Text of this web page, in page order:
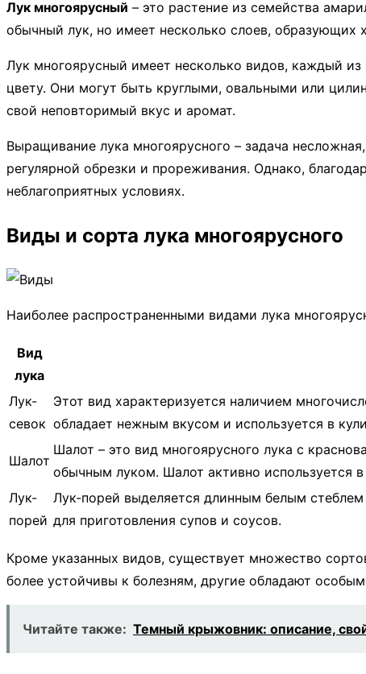
Лук многоярусный – это растение из семейства
обычный лук, но имеет несколько слоев, образующих
Лук многоярусный имеет несколько видов, каждый
цвету. Они могут быть круглыми, овальными или
свой неповторимый вкус и аромат.
Выращивание лука многоярусного – задача
регулярной обрезки и прореживания. Однако,
неблагоприятных условиях.
Виды и сорта лука многоярусного
Наиболее распространенными видами лука
Вид
лука
Лук-
севок
Этот вид характеризуется наличием
обладает нежным вкусом и используется в
Шалот
Шалот – это вид многоярусного лука с
обычным луком. Шалот активно используется
Лук-
порей
Лук-порей выделяется длинным белым
для приготовления супов и соусов.
Кроме указанных видов, существует множество
более устойчивы к болезням, другие обладают
Читайте также: Темный крыжовник: описание,